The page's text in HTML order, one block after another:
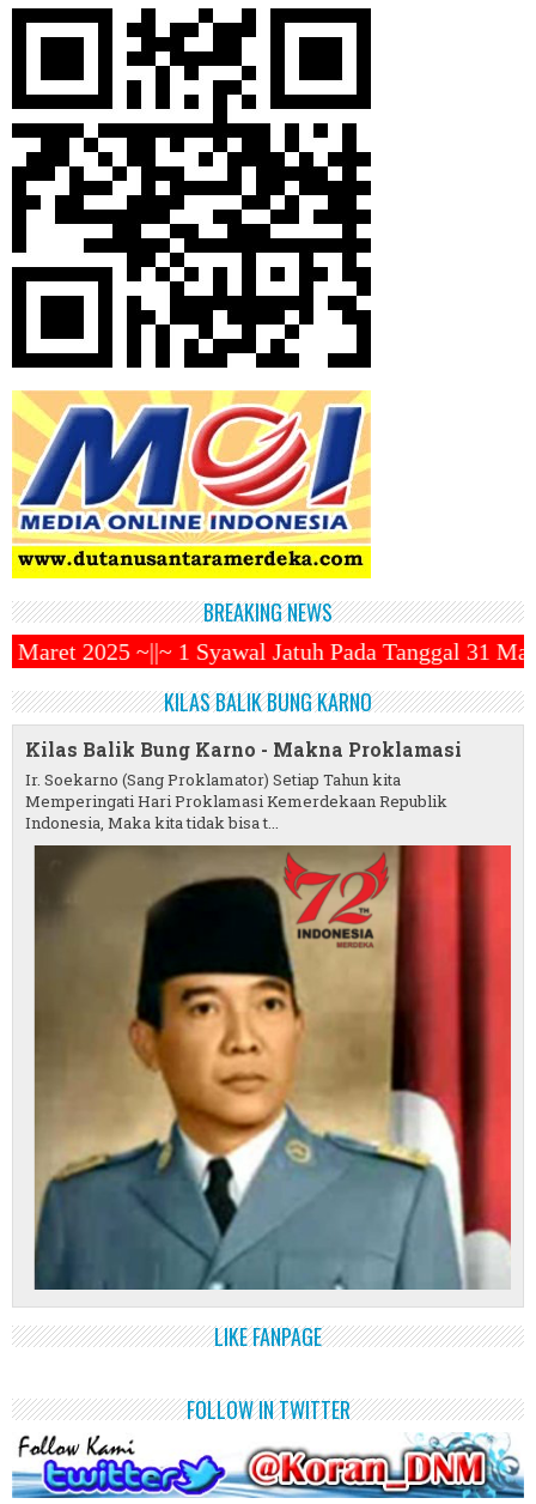
BREAKING NEWS
Jatuh Pada Tanggal 31 Maret 2025 ~||~
KILAS BALIK BUNG KARNO
Kilas Balik Bung Karno - Makna Proklamasi
Ir. Soekarno (Sang Proklamator) Setiap Tahun kita
Memperingati Hari Proklamasi Kemerdekaan Republik
Indonesia, Maka kita tidak bisa t...
LIKE FANPAGE
FOLLOW IN TWITTER